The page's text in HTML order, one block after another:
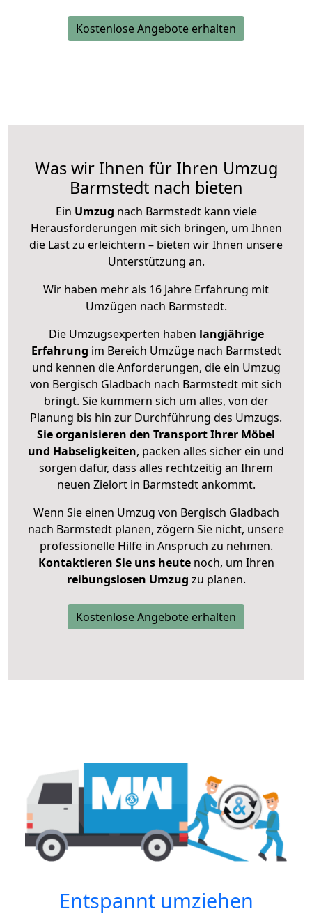
Kostenlose Angebote erhalten
Was wir Ihnen für Ihren Umzug
Barmstedt nach bieten
Ein Umzug nach Barmstedt kann viele
Herausforderungen mit sich bringen, um Ihnen
die Last zu erleichtern – bieten wir Ihnen unsere
Unterstützung an.
Wir haben mehr als 16 Jahre Erfahrung mit
Umzügen nach Barmstedt.
Die Umzugsexperten haben langjährige
Erfahrung im Bereich Umzüge nach Barmstedt
und kennen die Anforderungen, die ein Umzug
von Bergisch Gladbach nach Barmstedt mit sich
bringt. Sie kümmern sich um alles, von der
Planung bis hin zur Durchführung des Umzugs.
Sie organisieren den Transport Ihrer Möbel
und Habseligkeiten, packen alles sicher ein und
sorgen dafür, dass alles rechtzeitig an Ihrem
neuen Zielort in Barmstedt ankommt.
Wenn Sie einen Umzug von Bergisch Gladbach
nach Barmstedt planen, zögern Sie nicht, unsere
professionelle Hilfe in Anspruch zu nehmen.
Kontaktieren Sie uns heutenoch, um Ihren
reibungslosen Umzug zu planen.
Kostenlose Angebote erhalten
Entspannt umziehen